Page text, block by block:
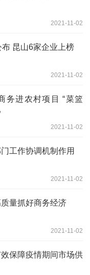
2021-11-02
昆山6家企业上榜
2021-11-02
务进农村项目 “菜篮
2021-11-02
工作协调机制作用
2021-11-02
量抓好商务经济
2021-11-02
保障疫情期间市场供